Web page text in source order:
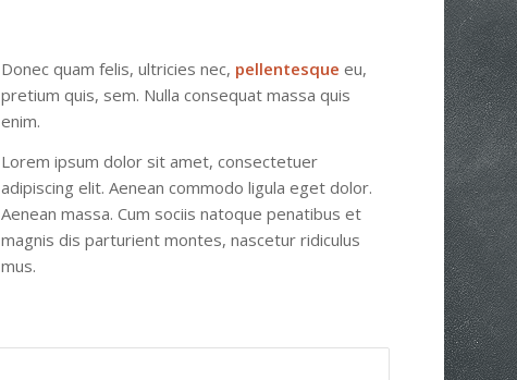
Donec quam felis, ultricies nec, pellentesque eu,
pretium quis, sem. Nulla consequat massa quis
enim.
Lorem ipsum dolor sit amet, consectetuer
adipiscing elit. Aenean commodo ligula eget dolor.
Aenean massa. Cum sociis natoque penatibus et
magnis dis parturient montes, nascetur ridiculus
mus.